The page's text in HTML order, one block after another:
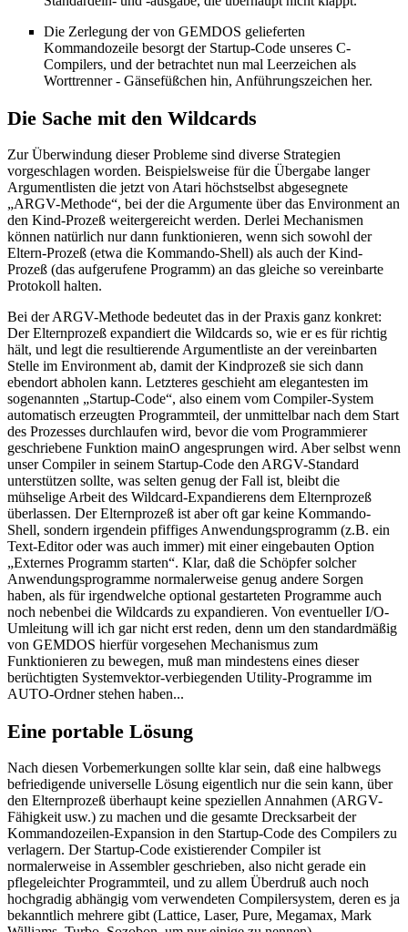
Die Zerlegung der von GEMDOS gelieferten
Kommandozeile besorgt der Startup-Code unseres C-
Compilers, und der betrachtet nun mal Leerzeichen als
Worttrenner - Gänsefüßchen hin, Anführungszeichen her.
Die Sache mit den Wildcards
Zur Überwindung dieser Probleme sind diverse Strategien
vorgeschlagen worden. Beispielsweise für die Übergabe langer
Argumentlisten die jetzt von Atari höchstselbst abgesegnete
„ARGV-Methode“, bei der die Argumente über das Environment an
den Kind-Prozeß weitergereicht werden. Derlei Mechanismen
können natürlich nur dann funktionieren, wenn sich sowohl der
Eltern-Prozeß (etwa die Kommando-Shell) als auch der Kind-
Prozeß (das aufgerufene Programm) an das gleiche so vereinbarte
Protokoll halten.
Bei der ARGV-Methode bedeutet das in der Praxis ganz konkret:
Der Elternprozeß expandiert die Wildcards so, wie er es für richtig
hält, und legt die resultierende Argumentliste an der vereinbarten
Stelle im Environment ab, damit der Kindprozeß sie sich dann
ebendort abholen kann. Letzteres geschieht am elegantesten im
sogenannten „Startup-Code“, also einem vom Compiler-System
automatisch erzeugten Programmteil, der unmittelbar nach dem Start
des Prozesses durchlaufen wird, bevor die vom Programmierer
geschriebene Funktion mainO angesprungen wird. Aber selbst wenn
unser Compiler in seinem Startup-Code den ARGV-Standard
unterstützen sollte, was selten genug der Fall ist, bleibt die
mühselige Arbeit des Wildcard-Expandierens dem Elternprozeß
überlassen. Der Elternprozeß ist aber oft gar keine Kommando-
Shell, sondern irgendein pfiffiges Anwendungsprogramm (z.B. ein
Text-Editor oder was auch immer) mit einer eingebauten Option
„Externes Programm starten“. Klar, daß die Schöpfer solcher
Anwendungsprogramme normalerweise genug andere Sorgen
haben, als für irgendwelche optional gestarteten Programme auch
noch nebenbei die Wildcards zu expandieren. Von eventueller I/O-
Umleitung will ich gar nicht erst reden, denn um den standardmäßig
von GEMDOS hierfür vorgesehen Mechanismus zum
Funktionieren zu bewegen, muß man mindestens eines dieser
berüchtigten Systemvektor-verbiegenden Utility-Programme im
AUTO-Ordner stehen haben...
Eine portable Lösung
Nach diesen Vorbemerkungen sollte klar sein, daß eine halbwegs
befriedigende universelle Lösung eigentlich nur die sein kann, über
den Elternprozeß überhaupt keine speziellen Annahmen (ARGV-
Fähigkeit usw.) zu machen und die gesamte Drecksarbeit der
Kommandozeilen-Expansion in den Startup-Code des Compilers zu
verlagern. Der Startup-Code existierender Compiler ist
normalerweise in Assembler geschrieben, also nicht gerade ein
pflegeleichter Programmteil, und zu allem Überdruß auch noch
hochgradig abhängig vom verwendeten Compilersystem, deren es ja
bekanntlich mehrere gibt (Lattice, Laser, Pure, Megamax, Mark